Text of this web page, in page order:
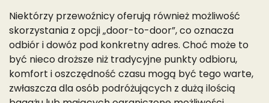
Niektórzy przewoźnicy oferują również możliwość
skorzystania z opcji „door-to-door”, co oznacza
odbiór i dowóz pod konkretny adres. Choć może to
być nieco droższe niż tradycyjne punkty odbioru,
komfort i oszczędność czasu mogą być tego warte,
zwłaszcza dla osób podróżujących z dużą ilością